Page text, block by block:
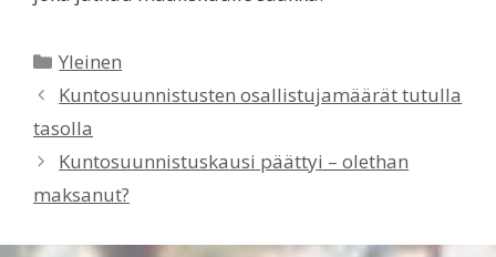
Kategoriat
Yleinen
Kuntosuunnistusten osallistujamäärät tutulla
tasolla
Kuntosuunnistuskausi päättyi – olethan
maksanut?